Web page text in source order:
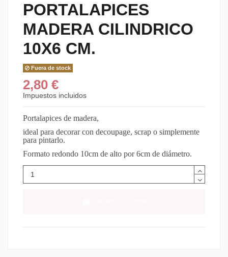
PORTALAPICES
MADERA CILINDRICO
10X6 CM.
Fuera de stock
2,80 €
Impuestos incluidos
Portalapices de madera,
ideal para decorar con decoupage, scrap o simplemente
para pintarlo.
Formato redondo 10cm de alto por 6cm de diámetro.